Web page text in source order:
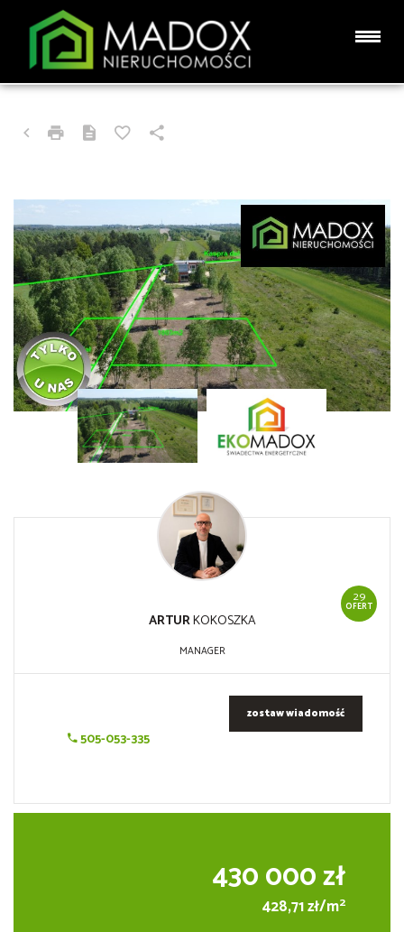
CZĘSTOCHOWA, GRABÓWKA
DZIAŁKA NA SPRZEDAŻ
29
OFERT
ARTURKOKOSZKA
MANAGER
505-053-335
zostaw wiadomość
430 000 zł
428,71 zł/m2